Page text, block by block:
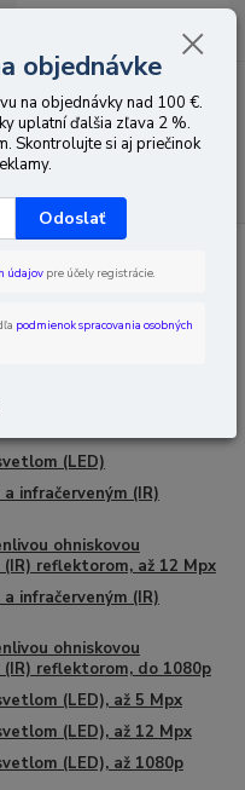
Menu
0,00 EUR
infračerveným (IR)
(LED)
infračerveným (IR)
ohniskovou
reflektorom, až 12 Mpx
infračerveným (IR)
ohniskovou
reflektorom, do 1080p
(LED), až 5 Mpx
(LED), až 12 Mpx
(LED), až 1080p
objednávke
na objednávky nad 100 €.
uplatní ďalšia zľava 2 %.
Skontrolujte si aj priečinok
Odoslať
údajov pre účely registrácie.
podmienok spracovania osobných